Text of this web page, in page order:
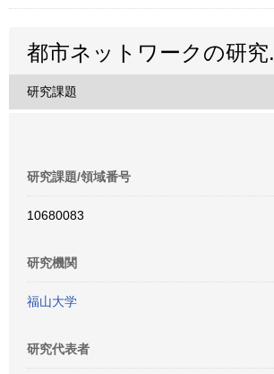
都市ネットワークの研究.
研究課題
研究課題/領域番号
10680083
研究機関
福山大学
研究代表者